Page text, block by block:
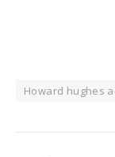
Howard hughes